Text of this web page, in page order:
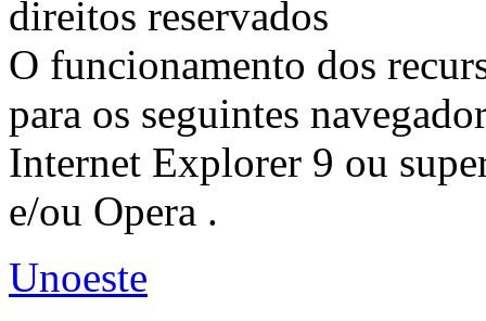
direitos reservados
O funcionamento dos
para os seguintes
Internet Explorer 9 ou
e/ou Opera .
Unoeste